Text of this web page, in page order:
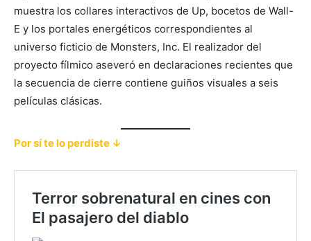
muestra los collares interactivos de Up, bocetos de Wall-
E y los portales energéticos correspondientes al
universo ficticio de Monsters, Inc. El realizador del
proyecto fílmico aseveró en declaraciones recientes que
la secuencia de cierre contiene guiños visuales a seis
películas clásicas.
Por sí te lo perdiste ↓